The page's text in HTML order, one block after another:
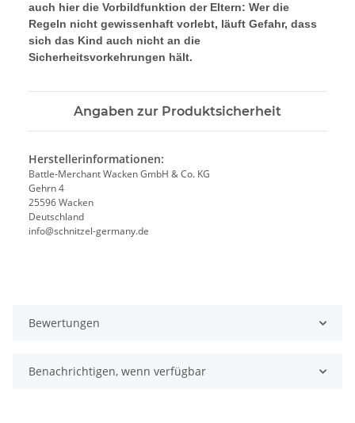
auch hier die Vorbildfunktion der Eltern: Wer die
Regeln nicht gewissenhaft vorlebt, läuft Gefahr, dass
sich das Kind auch nicht an die
Sicherheitsvorkehrungen hält.
Angaben zur Produktsicherheit
Herstellerinformationen:
Battle-Merchant Wacken GmbH & Co. KG
Gehrn 4
25596 Wacken
Deutschland
info@schnitzel-germany.de
Bewertungen
Benachrichtigen, wenn verfügbar